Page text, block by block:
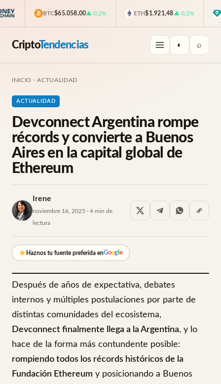
BTC$65.058,00▲ 0,2% ETH$1.921,48 ▲ 0,2%
CriptoTendencias ◐ ⌕
INICIO ·ACTUALIDAD
ACTUALIDAD
Devconnect Argentina rompe
récords y convierte a Buenos
Aires en la capital global de
Ethereum
Irene
noviembre 16, 2025 · 4 min de
lectura
Haznos tu fuente preferida enGoog e
Después de años de expectativa, debates
internos y múltiples postulaciones por parte de
distintas comunidades del ecosistema,
Devconnect finalmente llega a la Argentina, y lo
hace de la forma más contundente posible:
rompiendo todos los récords históricos de la
Fundación Ethereum y posicionando a Buenos